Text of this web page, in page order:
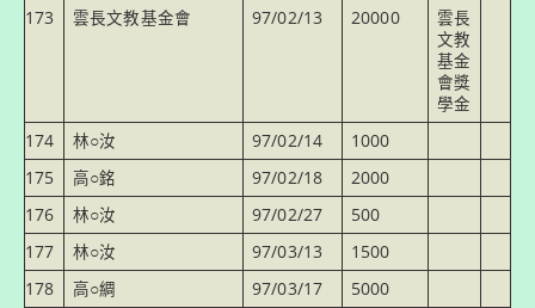
173
雲長文教基金會 97/02/13 20000
雲長
文教
基金
會獎
學金
174
林○汝 97/02/14
1000
175
高○銘 97/02/18
2000
176
林○汝 97/02/27
500
177
林○汝 97/03/13
1500
178
高○綢 97/03/17
5000